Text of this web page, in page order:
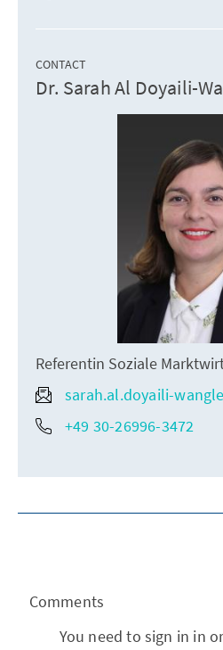
CONTACT
Dr. Sarah Al Doyaili-
Referentin Soziale
sarah.al.doyaili-
+49 30-26996-3472
Comments
You need to sign in in